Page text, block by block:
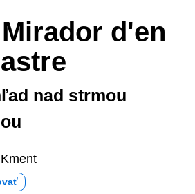
d'en
nad strmou